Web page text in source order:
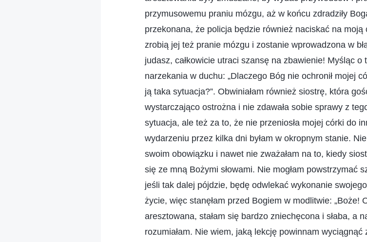
przymusowemu praniu mózgu, aż w końcu zdradziły
przekonana, że policja będzie również naciskać na moją
zrobią jej też pranie mózgu i zostanie wprowadzona w
judasz, całkowicie utraci szansę na zbawienie! Myśląc o
narzekania w duchu: „Dlaczego Bóg nie ochronił mojej
ją taka sytuacja?”. Obwiniałam również siostrę, która
wystarczająco ostrożna i nie zdawała sobie sprawy z
sytuacja, ale też za to, że nie przeniosła mojej córki do
wydarzeniu przez kilka dni byłam w okropnym stanie.
swoim obowiązku i nawet nie zważałam na to, kiedy
się ze mną Bożymi słowami. Nie mogłam powstrzymać
jeśli tak dalej pójdzie, będę odwlekać wykonanie
życie, więc stanęłam przed Bogiem w modlitwie: „Boże!
aresztowana, stałam się bardzo zniechęcona i słaba, a
rozumiałam. Nie wiem, jaką lekcję powinnam